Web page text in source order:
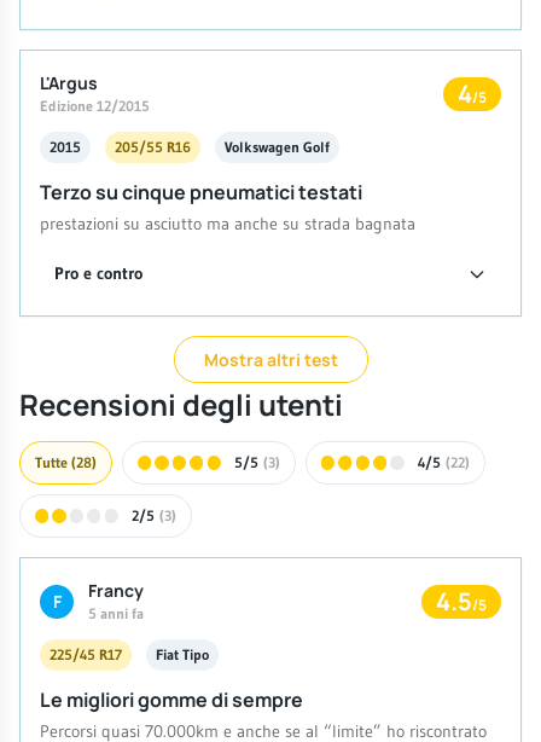
L'Argus
Edizione 12/2015 4/5
2015 205/55 R16 Volkswagen Golf
Terzo su cinque pneumatici testati
prestazioni su asciutto ma anche su strada bagnata
Pro e contro
Mostra altri test
Recensioni degli utenti
Tutte (28) 5/5 (3) 4/5 (22)
2/5 (3)
F Francy
5 anni fa 4.5/5
225/45 R17 Fiat Tipo
Le migliori gomme di sempre
Percorsi quasi 70.000km e anche se al “limite” ho riscontrato